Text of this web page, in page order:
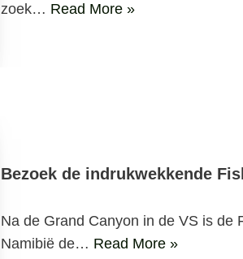
zoek… Read More »
Bezoek de indrukwekkende
Na de Grand Canyon in de VS is de
Namibië de… Read More »